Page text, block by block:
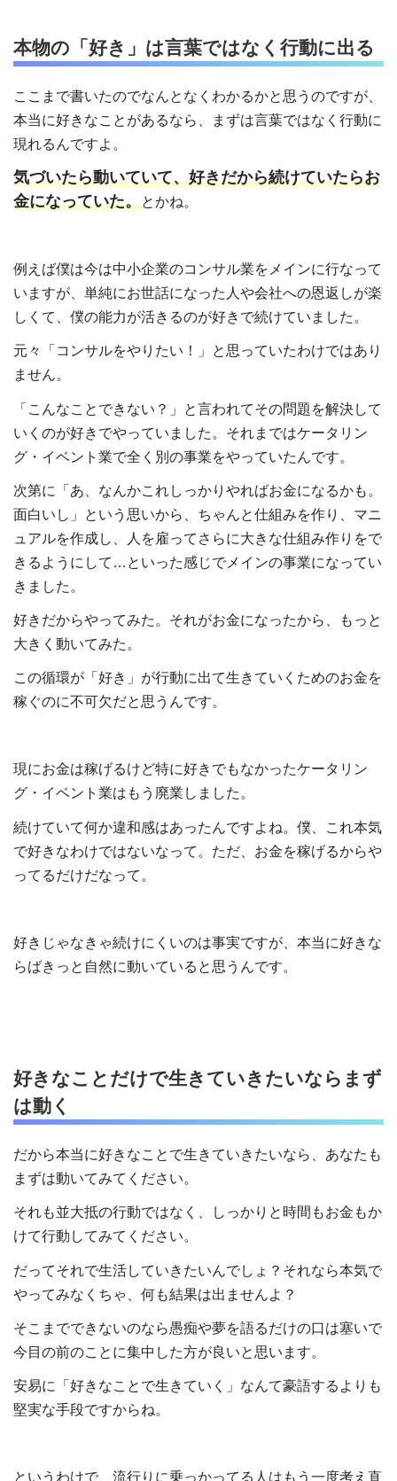
本物の「好き」は言葉ではなく行動に出る
ここまで書いたのでなんとなくわかるかと思うのですが、
本当に好きなことがあるなら、まずは言葉ではなく行動に
現れるんですよ。
気づいたら動いていて、好きだから続けていたらお
金になっていた。とかね。
例えば僕は今は中小企業のコンサル業をメインに行なって
いますが、単純にお世話になった人や会社への恩返しが楽
しくて、僕の能力が活きるのが好きで続けていました。
元々「コンサルをやりたい！」と思っていたわけではあり
ません。
「こんなことできない？」と言われてその問題を解決して
いくのが好きでやっていました。それまではケータリン
グ・イベント業で全く別の事業をやっていたんです。
次第に「あ、なんかこれしっかりやればお金になるかも。
面白いし」という思いから、ちゃんと仕組みを作り、マニ
ュアルを作成し、人を雇ってさらに大きな仕組み作りをで
きるようにして…といった感じでメインの事業になってい
きました。
好きだからやってみた。それがお金になったから、もっと
大きく動いてみた。
この循環が「好き」が行動に出て生きていくためのお金を
稼ぐのに不可欠だと思うんです。
現にお金は稼げるけど特に好きでもなかったケータリン
グ・イベント業はもう廃業しました。
続けていて何か違和感はあったんですよね。僕、これ本気
で好きなわけではないなって。ただ、お金を稼げるからや
ってるだけだなって。
好きじゃなきゃ続けにくいのは事実ですが、本当に好きな
らばきっと自然に動いていると思うんです。
好きなことだけで生きていきたいならまず
は動く
だから本当に好きなことで生きていきたいなら、あなたも
まずは動いてみてください。
それも並大抵の行動ではなく、しっかりと時間もお金もか
けて行動してみてください。
だってそれで生活していきたいんでしょ？それなら本気で
やってみなくちゃ、何も結果は出ませんよ？
そこまでできないのなら愚痴や夢を語るだけの口は塞いで
今目の前のことに集中した方が良いと思います。
安易に「好きなことで生きていく」なんて豪語するよりも
堅実な手段ですからね。
というわけで、流行りに乗っかってる人はもう一度考え直